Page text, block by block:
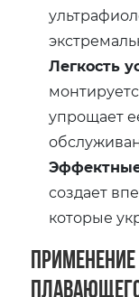
Легкость
упрощает
создает
которые